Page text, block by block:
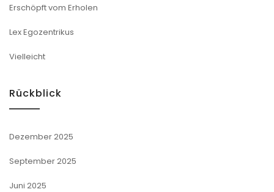
Erschöpft vom Erholen
Lex Egozentrikus
Vielleicht
Rückblick
Dezember 2025
September 2025
Juni 2025